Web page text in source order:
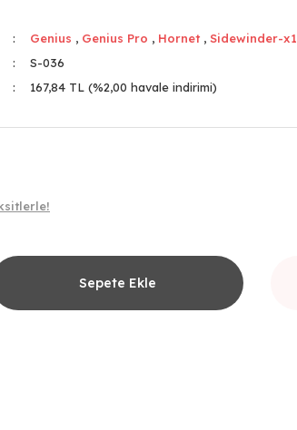
Genius , Genius Pro , Hornet , Sidewinder-x1
S-036
167,84 TL (%2,00 havale indirimi)
Sepete Ekle